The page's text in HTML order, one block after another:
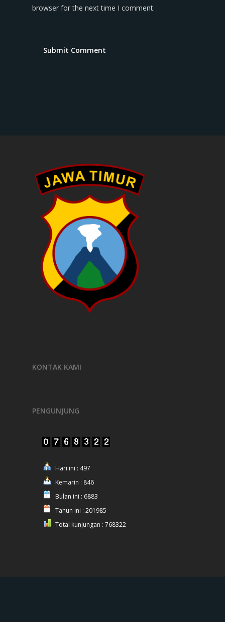
browser for the next time I comment.
KONTAK KAMI
PENGUNJUNG
Hari ini : 497
Kemarin : 846
Bulan ini : 6883
Tahun ini : 201985
Total kunjungan : 768322